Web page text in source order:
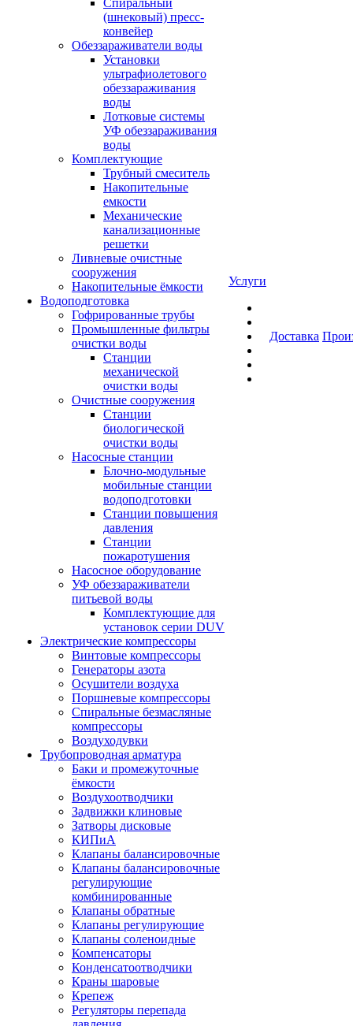
Спиральный
(шнековый) пресс-
конвейер
Обеззараживатели воды
Установки
ультрафиолетового
обеззараживания
воды
Лотковые системы
УФ обеззараживания
воды
Комплектующие
Трубный смеситель
Накопительные
емкости
Механические
канализационные
решетки
Ливневые очистные
сооружения
Накопительные ёмкости
Водоподготовка
Гофрированные трубы
Промышленные фильтры
очистки воды
Станции
механической
очистки воды
Очистные сооружения
Станции
биологической
очистки воды
Насосные станции
Блочно-модульные
мобильные станции
водоподготовки
Станции повышения
давления
Станции
пожаротушения
Насосное оборудование
УФ обеззараживатели
питьевой воды
Комплектующие для
установок серии DUV
Электрические компрессоры
Винтовые компрессоры
Генераторы азота
Осушители воздуха
Поршневые компрессоры
Спиральные безмасляные
компрессоры
Воздуходувки
Трубопроводная арматура
Баки и промежуточные
ёмкости
Воздухоотводчики
Задвижки клиновые
Затворы дисковые
КИПиА
Клапаны балансировочные
Клапаны балансировочные
регулирующие
комбинированные
Клапаны обратные
Клапаны регулирующие
Клапаны соленоидные
Компенсаторы
Конденсатоотводчики
Краны шаровые
Крепеж
Регуляторы перепада
Услуги
Доставка